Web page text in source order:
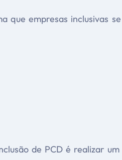
que empresas inclusivas
de PCD é realizar